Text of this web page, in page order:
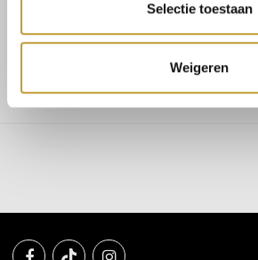
Selectie toestaan
Weigeren
Baylor pantalon